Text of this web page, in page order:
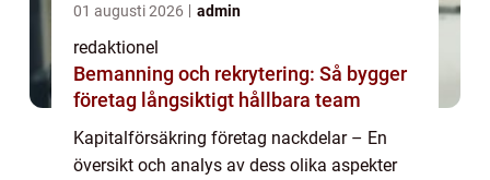
01 augusti 2026 admin
redaktionel
Bemanning och rekrytering: Så bygger
företag långsiktigt hållbara team
Kapitalförsäkring företag nackdelar – En
översikt och analys av dess olika aspekter